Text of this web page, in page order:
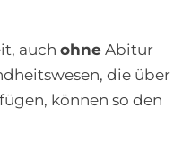
auch ohneAbitur
die über
können so den